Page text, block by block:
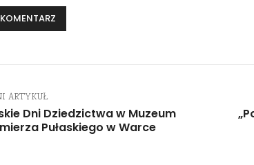
ARTYKUŁ
Dni Dziedzictwa w Muzeum
Pułaskiego w Warce